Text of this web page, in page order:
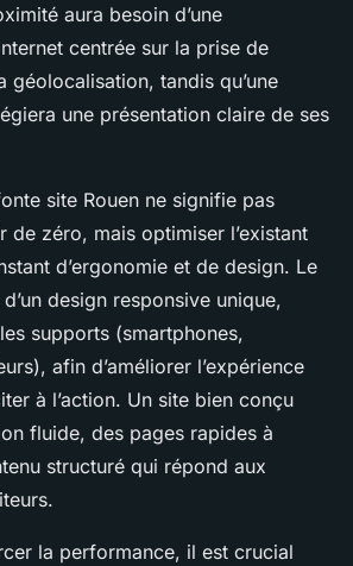
aura besoin d’une
centrée sur la prise de
géolocalisation, tandis qu’une
une présentation claire de ses
site Rouen ne signifie pas
de zéro, mais optimiser l’existant
d’ergonomie et de design. Le
design responsive unique,
supports (smartphones,
afin d’améliorer l’expérience
à l’action. Un site bien conçu
fluide, des pages rapides à
structuré qui répond aux
la performance, il est crucial